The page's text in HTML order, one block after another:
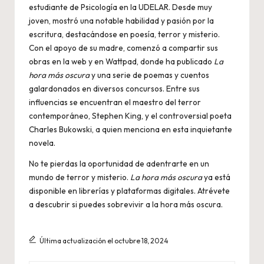
estudiante de Psicología en la UDELAR. Desde muy
joven, mostró una notable habilidad y pasión por la
escritura, destacándose en poesía, terror y misterio.
Con el apoyo de su madre, comenzó a compartir sus
obras en la web y en Wattpad, donde ha publicado La
hora más oscuray una serie de poemas y cuentos
galardonados en diversos concursos. Entre sus
influencias se encuentran el maestro del terror
contemporáneo, Stephen King, y el controversial poeta
Charles Bukowski, a quien menciona en esta inquietante
novela.
No te pierdas la oportunidad de adentrarte en un
mundo de terror y misterio. La hora más oscuraya está
disponible en librerías y plataformas digitales. Atrévete
a descubrir si puedes sobrevivir a la hora más oscura.
Última actualización el octubre 18, 2024